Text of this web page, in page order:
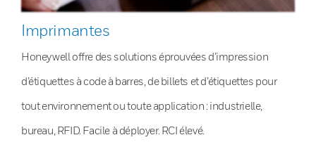
Imprimantes
Honeywell offre des solutions éprouvées d’impression
d’étiquettes à code à barres, de billets et d’étiquettes pour
tout environnement ou toute application : industrielle,
bureau, RFID. Facile à déployer. RCI élevé.